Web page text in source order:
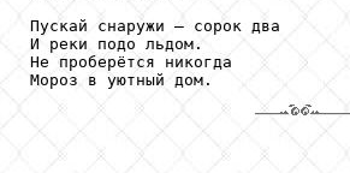
Пускай снаружи – сорок два
И реки подо льдом.
Не проберётся никогда